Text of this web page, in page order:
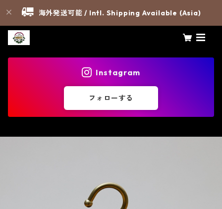
海外発送可能 / Intl. Shipping Available (Asia)
Instagram
フォローする